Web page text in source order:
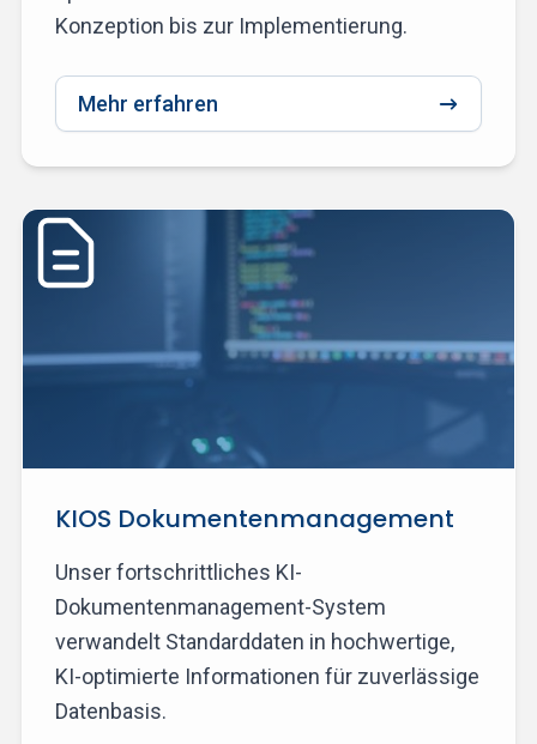
Konzeption bis zur Implementierung.
Mehr erfahren
KIOS Dokumentenmanagement
Unser fortschrittliches KI-
Dokumentenmanagement-System
verwandelt Standarddaten in hochwertige,
KI-optimierte Informationen für zuverlässige
Datenbasis.